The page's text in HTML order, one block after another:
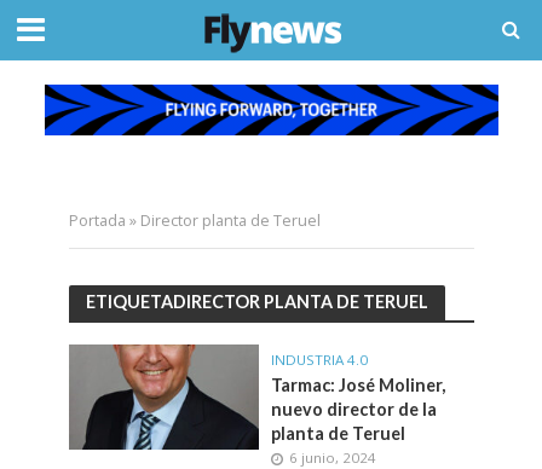
Portada » Director planta de Teruel
ETIQUETADIRECTOR PLANTA DE TERUEL
INDUSTRIA 4.0
Tarmac: José Moliner,
nuevo director de la
planta de Teruel
6 junio, 2024